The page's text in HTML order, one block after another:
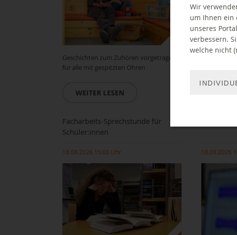
Geschichten zum Zuhören vorgetragen
für alle mit gespitzten Ohren
WEITER LESEN
Facharbeits-Sprechstunde für
Schüler:innen
18.08.2026 15:00 Uhr 18.08.2026
Wir
um Ihnen ein
unseres
verbessern.
welche nicht